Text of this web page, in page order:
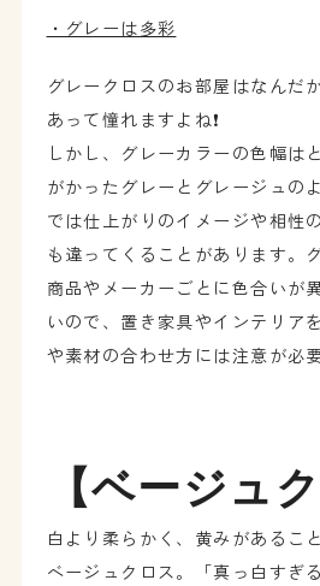
・グレーは多彩
グレークロスのお部屋はなんだ
あって憧れますよね❗
しかし、グレーカラーの色幅は
がかったグレーとグレージュの
では仕上がりのイメージや相性
も違ってくることがあります。
商品やメーカーごとに色合いが
いので、置き家具やインテリア
や素材の合わせ方には注意が必要
【ベージュ
白より柔らかく、黄みがあるこ
ベージュクロス。「真っ白すぎ